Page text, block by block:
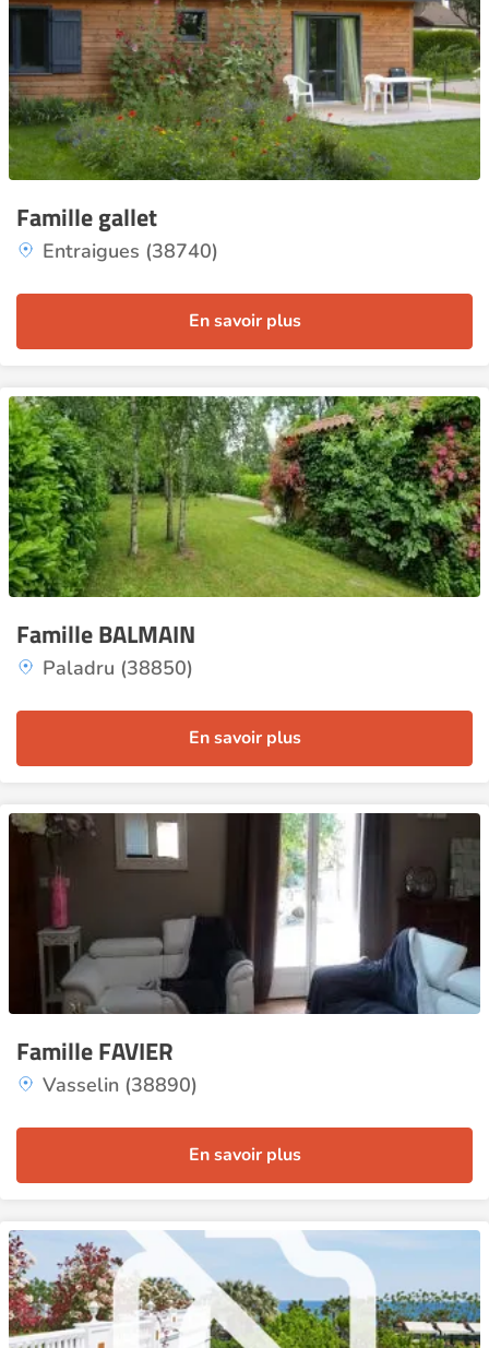
Famille gallet
Entraigues (38740)
En savoir plus
Famille BALMAIN
Paladru (38850)
En savoir plus
Famille FAVIER
Vasselin (38890)
En savoir plus